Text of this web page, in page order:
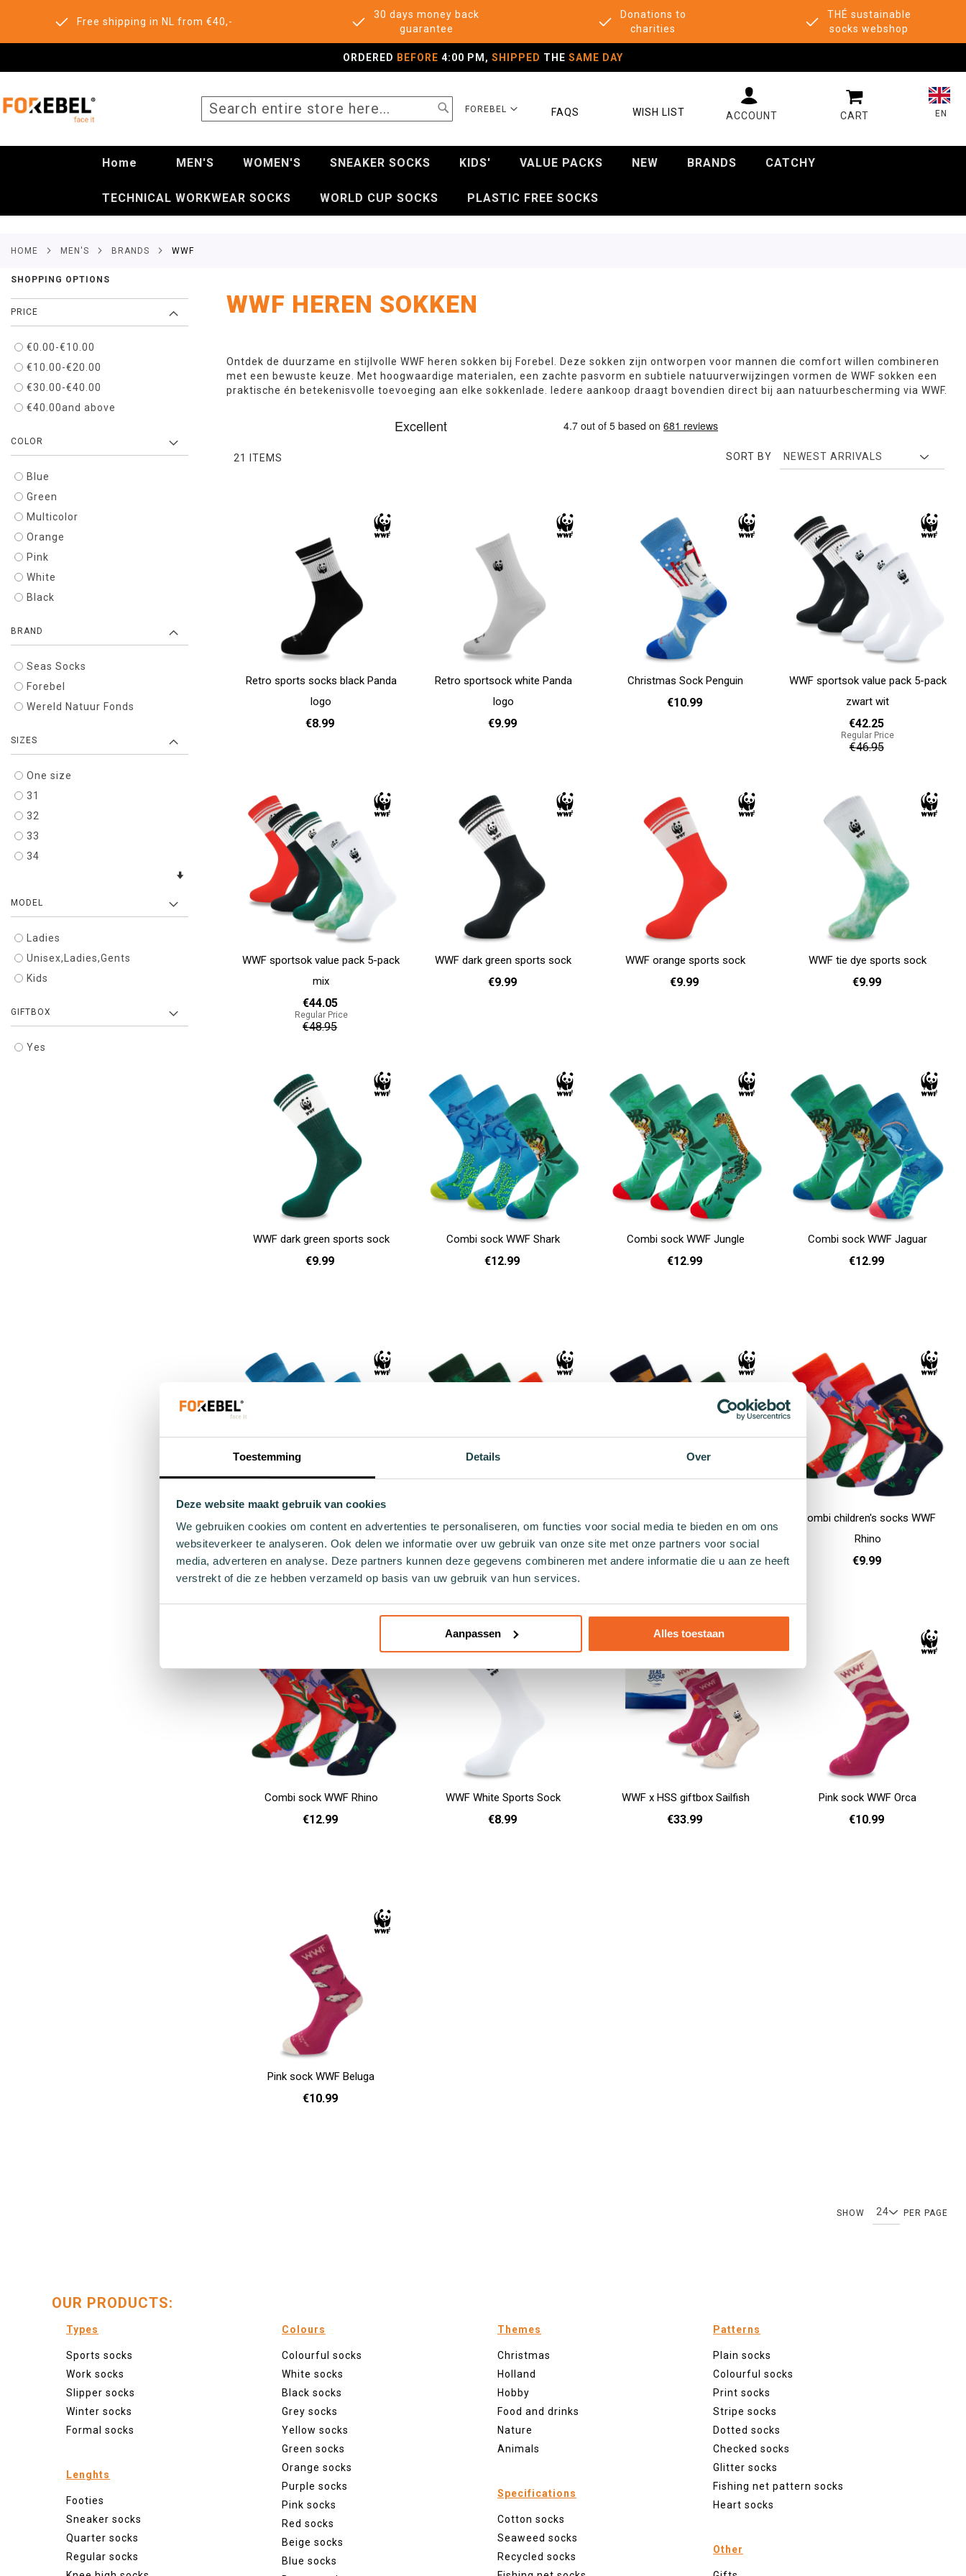
Toestemming Details Over
Deze website maakt gebruik van cookies
We gebruiken cookies om content en advertenties te personaliseren, om functies voor social media te bieden en om ons
websiteverkeer te analyseren. Ook delen we informatie over uw gebruik van onze site met onze partners voor social
media, adverteren en analyse. Deze partners kunnen deze gegevens combineren met andere informatie die u aan ze heeft
verstrekt of die ze hebben verzameld op basis van uw gebruik van hun services.
Aanpassen Alles toestaan
Free shipping in NL from €40,-
30 days money back
guarantee
Donations to
charities
THÉ sustainable
socks webshop
ORDERED BEFORE 4:00 PM, SHIPPED THE SAME DAY
SELECT
FOREBEL EN
FAQS WISH LIST
SEARCH
MY CART
Home MEN'S WOMEN'S SNEAKER SOCKS KIDS' VALUE PACKS NEW BRANDS CATCHY
TECHNICAL WORKWEAR SOCKS WORLD CUP SOCKS PLASTIC FREE SOCKS
HOME MEN'S BRANDS WWF
WWF HEREN SOKKEN
Ontdek de duurzame en stijlvolle WWF heren sokken bij Forebel. Deze sokken zijn ontworpen voor mannen die comfort willen combineren
met een bewuste keuze. Met hoogwaardige materialen, een zachte pasvorm en subtiele natuurverwijzingen vormen de WWF sokken een
praktische én betekenisvolle toevoeging aan elke sokkenlade. Iedere aankoop draagt bovendien direct bij aan natuurbescherming via WWF.
21 ITEMS SORT BY
Retro sports socks black Panda
logo
€8.99
Retro sportsock white Panda
logo
€9.99
Christmas Sock Penguin
€10.99
WWF sportsok value pack 5-pack
zwart wit
€42.25
Regular Price
€46.95
WWF sportsok value pack 5-pack
mix
€44.05
Regular Price
€48.95
WWF dark green sports sock
€9.99
WWF orange sports sock
€9.99
WWF tie dye sports sock
€9.99
WWF dark green sports sock
€9.99
Combi sock WWF Shark
€12.99
Combi sock WWF Jungle
€12.99
Combi sock WWF Jaguar
€12.99
€12.99
36 - 40 41 - 46
Add to cart
€12.99
36 - 40 41 - 46
Add to cart
Monkey
€9.99
Add to cart
Combi children's socks WWF
Rhino
€9.99
Add to cart
Combi sock WWF Rhino
€12.99
WWF White Sports Sock
€8.99
WWF x HSS giftbox Sailfish
€33.99
Pink sock WWF Orca
€10.99
Pink sock WWF Beluga
€10.99
SHOW PER PAGE
SHOPPING OPTIONS
PRICE
€0.00-€10.00
€10.00-€20.00
€30.00-€40.00
€40.00and above
COLOR
Blue
Green
Multicolor
Orange
Pink
White
Black
BRAND
Seas Socks
Forebel
Wereld Natuur Fonds
SIZES
One size
31
32
33
34
MODEL
Ladies
Unisex,Ladies,Gents
Kids
GIFTBOX
Yes
OUR PRODUCTS:
Types
Sports socks
Work socks
Slipper socks
Winter socks
Formal socks
Lenghts
Footies
Sneaker socks
Quarter socks
Regular socks
Colours
Colourful socks
White socks
Black socks
Grey socks
Yellow socks
Green socks
Orange socks
Purple socks
Pink socks
Red socks
Beige socks
Blue socks
Themes
Christmas
Holland
Hobby
Food and drinks
Nature
Animals
Specifications
Cotton socks
Seaweed socks
Recycled socks
Patterns
Plain socks
Colourful socks
Print socks
Stripe socks
Dotted socks
Checked socks
Glitter socks
Fishing net pattern socks
Heart socks
Other